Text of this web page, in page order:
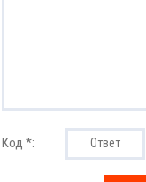
Код *: